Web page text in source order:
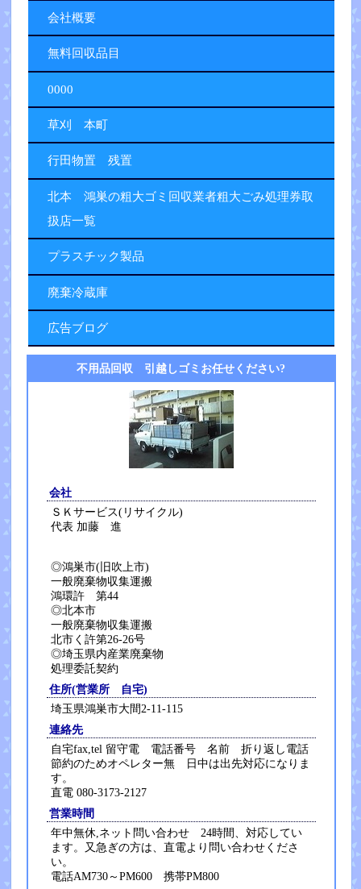
会社概要
無料回収品目
0000
草刈 本町
行田物置 残置
北本 鴻巣の粗大ゴミ回収業者粗大ごみ処理券取
扱店一覧
プラスチック製品
廃棄冷蔵庫
広告ブログ
不用品回収 引越しゴミお任せください?
会社
ＳＫサービス(リサイクル)
代表 加藤 進
◎鴻巣市(旧吹上市)
一般廃棄物収集運搬
鴻環許 第44
◎北本市
一般廃棄物収集運搬
北市く許第26-26号
◎埼玉県内産業廃棄物
処理委託契約
住所(営業所 自宅)
埼玉県鴻巣市大間2-11-115
連絡先
自宅fax,tel 留守電 電話番号 名前 折り返し電話
節約のためオペレター無 日中は出先対応になりま
す。
直電 080-3173-2127
営業時間
年中無休,ネット問い合わせ 24時間、対応してい
ます。又急ぎの方は、直電より問い合わせくださ
い。
電話AM730～PM600 携帯PM800